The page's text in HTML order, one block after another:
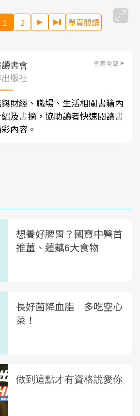
1 2 單頁閱讀
書會 查看全部
版社
財經、職場、生活相關書籍內
及書摘，協助讀者快速閱讀書
內容。
想養好脾胃？國寶中醫首
推薑、蓮藕6大食物
長好菌降血脂 多吃空心
菜！